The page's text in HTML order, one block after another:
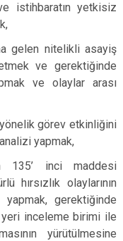
istihbaratın yetkisiz
gelen nitelikli asayiş
ve gerektiğinde
ve olaylar arası
görev etkinliğini
yapmak,
135’ inci maddesi
hırsızlık olaylarının
yapmak, gerektiğinde
inceleme birimi ile
yürütülmesine